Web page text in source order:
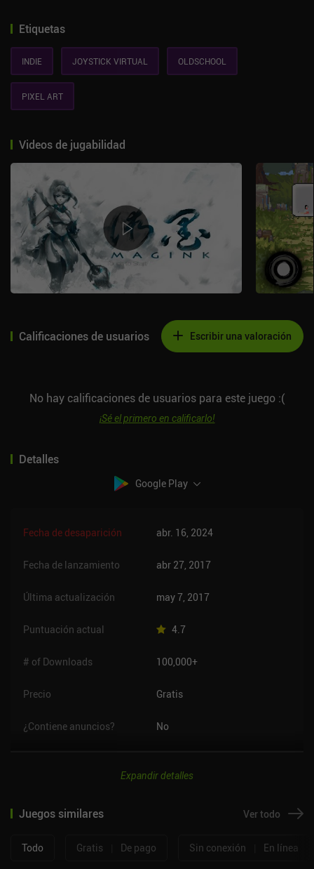
Etiquetas
INDIE JOYSTICK VIRTUAL OLDSCHOOL
PIXEL ART
Videos de jugabilidad
Calificaciones de usuarios Escribir una valoración
No hay calificaciones de usuarios para este juego :(
¡Sé el primero en calificarlo!
Detalles
Google Play
Fecha de desaparición abr. 16, 2024
Fecha de lanzamiento abr 27, 2017
Última actualización may 7, 2017
Puntuación actual 4.7
# of Downloads 100,000+
Precio Gratis
¿Contiene anuncios? No
Expandir detalles
Juegos similares Ver todo
Todo Gratis De pago Sin conexión En línea